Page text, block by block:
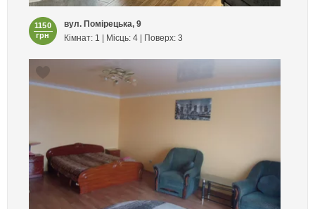
1150
грн
вул. Помірецька, 9
Кімнат: 1 | Місць: 4 | Поверх: 3